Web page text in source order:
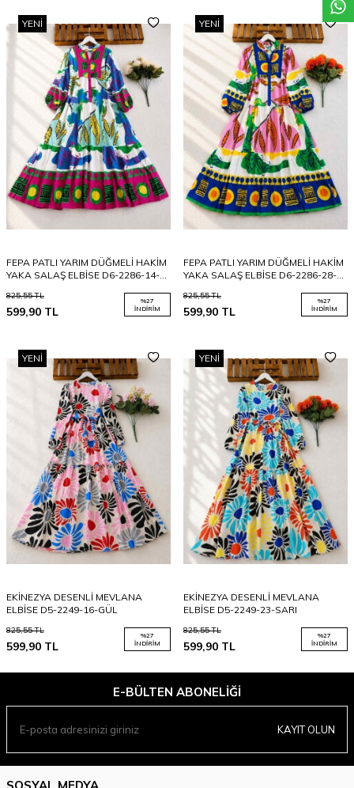
YENI
FEPA PATLI YARIM DÜĞMELİ HAKİM
YAKA SALAŞ ELBİSE D6-2286-14-
825,55TL
599,90 TL
%27
İNDIRIM
YENI
FEPA PATLI YARIM DÜĞMELİ HAKİM
YAKA SALAŞ ELBİSE D6-2286-28-
825,55TL
599,90 TL
%27
İNDIRIM
YENI
EKİNEZYA DESENLİ MEVLANA
ELBİSE D5-2249-16-GÜL
825,55TL
599,90 TL
%27
İNDIRIM
YENI
EKİNEZYA DESENLİ MEVLANA
ELBİSE D5-2249-23-SARI
825,55TL
599,90 TL
%27
İNDIRIM
E-BÜLTEN ABONELIĞI
KAYIT OLUN